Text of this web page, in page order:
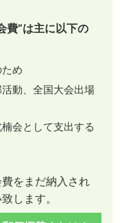
費”は主に以下の
め
動、全国大会出場
会として支出する
をまだ納入され
します。